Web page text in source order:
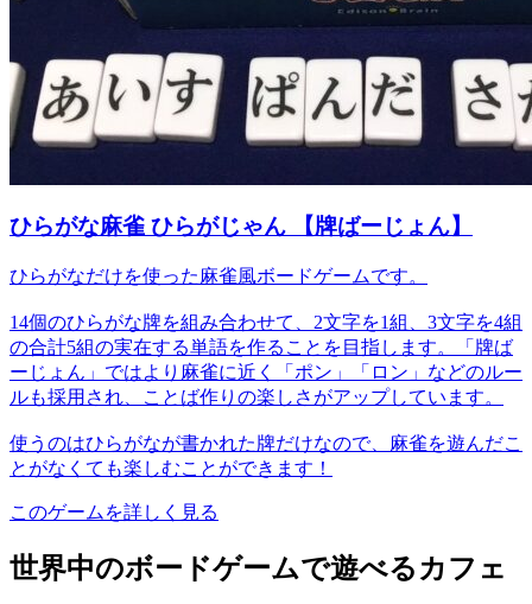
ひらがな麻雀 ひらがじゃん 【牌ばーじょん】
ひらがなだけを使った麻雀風ボードゲームです。
14個のひらがな牌を組み合わせて、2文字を1組、3文字を4組
の合計5組の実在する単語を作ることを目指します。「牌ば
ーじょん」ではより麻雀に近く「ポン」「ロン」などのルー
ルも採用され、ことば作りの楽しさがアップしています。
使うのはひらがなが書かれた牌だけなので、麻雀を遊んだこ
とがなくても楽しむことができます！
このゲームを詳しく見る
世界中のボードゲームで遊べるカフェ